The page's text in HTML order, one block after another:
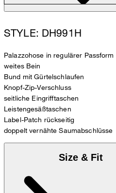
STYLE: DH991H
Palazzohose in regulärer Passform
weites Bein
Bund mit Gürtelschlaufen
Knopf-Zip-Verschluss
seitliche Eingrifftaschen
Leistengesäßtaschen
Label-Patch rückseitig
doppelt vernähte Saumabschlüsse
Size & Fit